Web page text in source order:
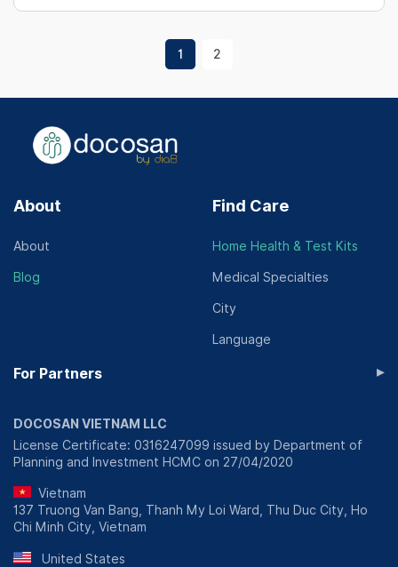
1 2
About
About
Blog
Find Care
Home Health & Test Kits
Medical Specialties
City
Language
For Partners ▸
DOCOSAN VIETNAM LLC
License Certificate: 0316247099 issued by Department of
Planning and Investment HCMC on 27/04/2020
Vietnam
137 Truong Van Bang, Thanh My Loi Ward, Thu Duc City, Ho
Chi Minh City, Vietnam
United States